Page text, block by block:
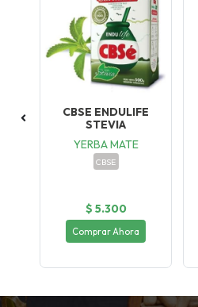
CBSE ENDULIFE
STEVIA
YERBA MATE
CBSE
$ 5.300
Comprar Ahora